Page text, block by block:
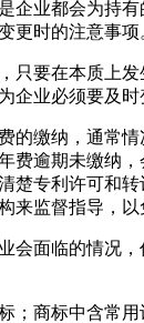
企业都会为持
更时的注意事项
只要在本质上
企业必须要及
的缴纳，通常
费逾期未缴纳
楚专利许可和
来监督指导，以
会面临的情况
；商标中含常